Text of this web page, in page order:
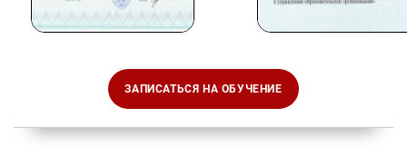
ЗАПИСАТЬСЯ НА ОБУЧЕНИЕ